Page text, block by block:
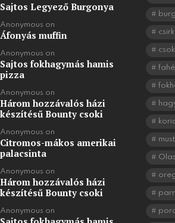
Sajtos Legyező Burgonya
Anonymous on
Áfonyás muffin
Anonymous on
Sajtos fokhagymás hamis
pizza
Anonymous on
Három hozzávalós házi
készítésű Bounty csoki
Anonymous on
Citromos-mákos amerikai
palacsinta
Anonymous on
Három hozzávalós házi
készítésű Bounty csoki
Anonymous on